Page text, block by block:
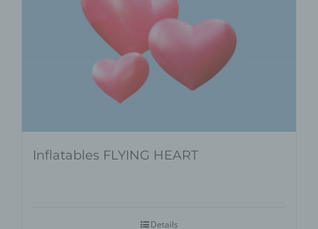
Inflatables FLYING HEART
Details